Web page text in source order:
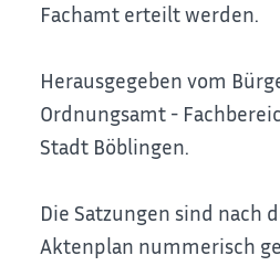
Fachamt erteilt werden.
Herausgegeben vom
Ordnungsamt -
Stadt Böblingen.
Die Satzungen sind nach
Aktenplan nummerisch